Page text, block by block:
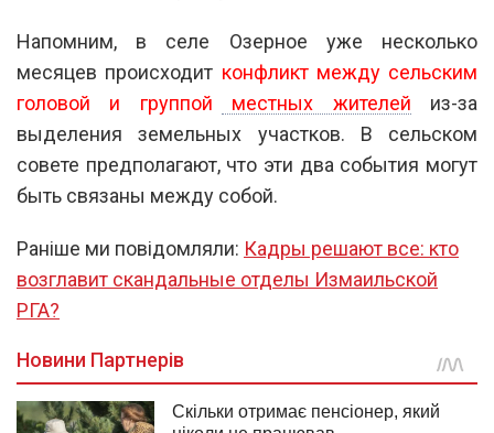
Напомним, в селе Озерное уже несколько
месяцев происходит конфликт между сельским
головой и группой местных жителей из-за
выделения земельных участков. В сельском
совете предполагают, что эти два события могут
быть связаны между собой.
Раніше ми повідомляли: Кадры решают все: кто
возглавит скандальные отделы Измаильской
РГА?